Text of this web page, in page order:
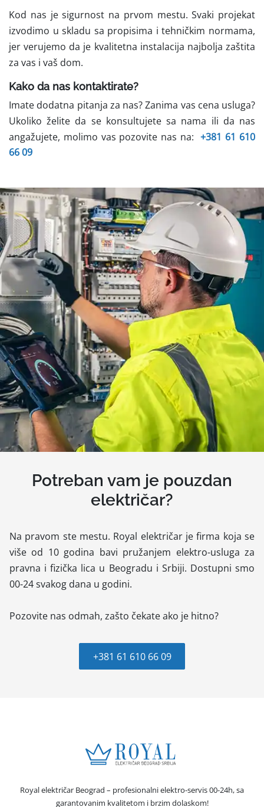
Kod nas je sigurnost na prvom mestu. Svaki projekat
izvodimo u skladu sa propisima i tehničkim normama,
jer verujemo da je kvalitetna instalacija najbolja zaštita
za vas i vaš dom.
Kako da nas kontaktirate?
Imate dodatna pitanja za nas? Zanima vas cena usluga?
Ukoliko želite da se konsultujete sa nama ili da nas
angažujete, molimo vas pozovite nas na: +381 61 610
66 09
Potreban vam je pouzdan
električar?
Na pravom ste mestu. Royal električar je firma koja se
više od 10 godina bavi pružanjem elektro-usluga za
pravna i fizička lica u Beogradu i Srbiji. Dostupni smo
00-24 svakog dana u godini.
Pozovite nas odmah, zašto čekate ako je hitno?
+381 61 610 66 09
Royal električar Beograd – profesionalni elektro-servis 00-24h, sa
garantovanim kvalitetom i brzim dolaskom!